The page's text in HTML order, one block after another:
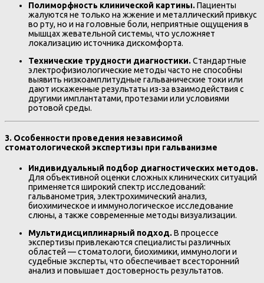
Полиморфность клинической картины.Пациенты
жалуются не только на жжение и металлический привкус
во рту, но и на головные боли, неприятные ощущения в
мышцах жевательной системы, что усложняет
локализацию источника дискомфорта.
Технические трудности диагностики.Стандартные
электрофизиологические методы часто не способны
выявить низкоамплитудные гальванические токи или
дают искаженные результаты из-за взаимодействия с
другими имплантатами, протезами или условиями
ротовой среды.
3. Особенности проведения независимой
стоматологической экспертизы при гальванизме
Индивидуальный подбор диагностических методов.
Для объективной оценки сложных клинических ситуаций
применяется широкий спектр исследований:
гальванометрия, электрохимический анализ,
биохимическое и иммунологическое исследование
слюны, а также современные методы визуализации.
Мультидисциплинарный подход.В процессе
экспертизы привлекаются специалисты различных
областей — стоматологи, биохимики, иммунологи и
судебные эксперты, что обеспечивает всесторонний
анализ и повышает достоверность результатов.